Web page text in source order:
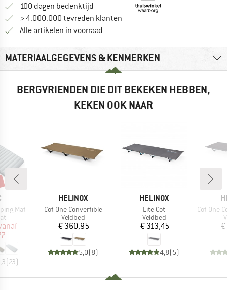
100 dagen bedenktijd Vind de betalingsinformatie hier!
> 4.000.000 tevreden klanten
Alle artikelen in voorraad
MATERIAALGEGEVENS & KENMERKEN
BERGVRIENDEN DIE DIT BEKEKEN HEBBEN,
KEKEN OOK NAAR
Mat
prijs
(23)
MERK
HELINOX
Artikel
Cot One Convertible
Productgroep
Veldbed
Prijs
€ 360,95
5,0(8)
MERK
HELINOX
Artikel
Lite Cot
Productgroep
Veldbed
Prijs
€ 313,45
4,8(5)
Artikel
Cot One
€